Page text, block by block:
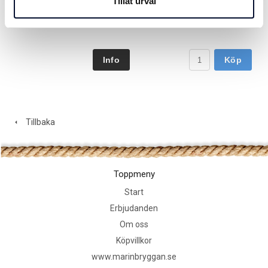
Köp
Tillbaka
Toppmeny
Start
Erbjudanden
Om oss
Köpvillkor
www.marinbryggan.se